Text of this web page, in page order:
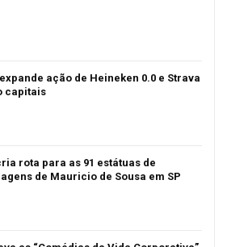
ação de Heineken 0.0 e Strava
capitais
rota para as 91 estátuas de
de Mauricio de Sousa em SP